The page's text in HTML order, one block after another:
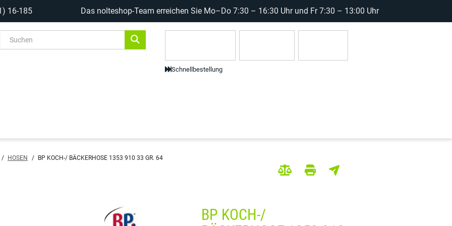
16-185 Das nolteshop-Team erreichen Sie Mo–Do 7:30 – 16:30 Uhr und Fr 7:30 – 13:00 Uhr
Schnellbestellung
/ HOSEN / BP KOCH-/ BÄCKERHOSE 1353 910 33 GR. 64
BP KOCH-/